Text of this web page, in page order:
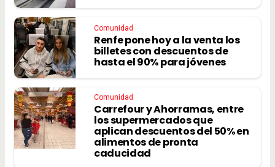
Comunidad
Renfe pone hoy a la venta los
billetes con descuentos de
hasta el 90% para jóvenes
Comunidad
Carrefour y Ahorramas, entre
los supermercados que
aplican descuentos del 50% en
alimentos de pronta
caducidad